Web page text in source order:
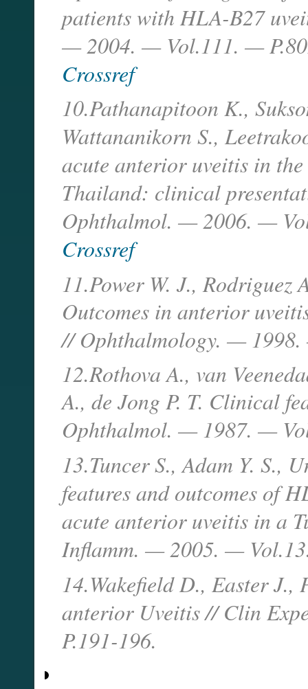
patients with HLA-B27
— 2004. — Vol.111. —
Crossref
10.Pathanapitoon K.,
Wattananikorn S.,
acute anterior uveitis in
Thailand: clinical
Ophthalmol. — 2006. —
Crossref
11.Power W. J., Rodriguez
Outcomes in anterior
// Ophthalmology. —
12.Rothova A., van
A., de Jong P. T. Clinical
Ophthalmol. — 1987. —
13.Tuncer S., Adam Y. S.,
features and outcomes of
acute anterior uveitis in a
Inflamm. — 2005. —
14.Wakefield D., Easter
anterior Uveitis // Clin
P.191-196.